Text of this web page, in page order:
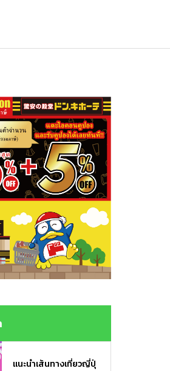
าทูน่าต้มสไต
Ni)” — ข
นได้ เหมาะทั้
ปักหมุดเที่ย
ที่พักและจุดเช็
าทูน่าต้มสไต
Ni)” — ข
นได้ เหมาะทั้
แนะนำเส้นทางเที่ยวญี่ปุ่